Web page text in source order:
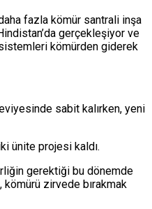
fazla kömür santrali inşa
gerçekleşiyor ve
kömürden giderek
sabit kalırken, yeni
ünite projesi kaldı.
gerektiği bu dönemde
kömürü zirvede bırakmak